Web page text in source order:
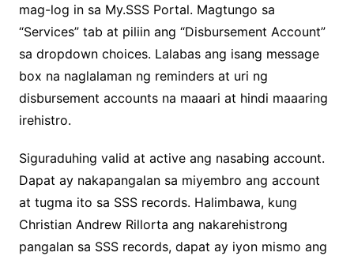
mag-log in sa My.SSS Portal. Magtungo sa
“Services” tab at piliin ang “Disbursement Account”
sa dropdown choices. Lalabas ang isang message
box na naglalaman ng reminders at uri ng
disbursement accounts na maaari at hindi maaaring
irehistro.
Siguraduhing valid at active ang nasabing account.
Dapat ay nakapangalan sa miyembro ang account
at tugma ito sa SSS records. Halimbawa, kung
Christian Andrew Rillorta ang nakarehistrong
pangalan sa SSS records, dapat ay iyon mismo ang